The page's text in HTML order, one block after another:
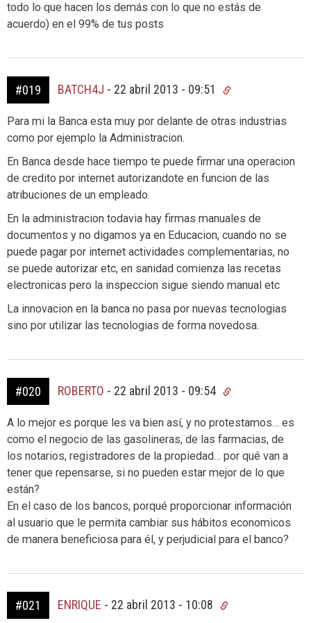
todo lo que hacen los demás con lo que no estás de
acuerdo) en el 99% de tus posts
#019 BATCH4J - 22 abril 2013 - 09:51
Para mi la Banca esta muy por delante de otras industrias
como por ejemplo la Administracion.
En Banca desde hace tiempo te puede firmar una operacion
de credito por internet autorizandote en funcion de las
atribuciones de un empleado.
En la administracion todavia hay firmas manuales de
documentos y no digamos ya en Educacion, cuando no se
puede pagar por internet actividades complementarias, no
se puede autorizar etc, en sanidad comienza las recetas
electronicas pero la inspeccion sigue siendo manual etc
La innovacion en la banca no pasa por nuevas tecnologias
sino por utilizar las tecnologias de forma novedosa.
#020 ROBERTO - 22 abril 2013 - 09:54
A lo mejor es porque les va bien así, y no protestamos… es
como el negocio de las gasolineras, de las farmacias, de
los notarios, registradores de la propiedad… por qué van a
tener que repensarse, si no pueden estar mejor de lo que
están?
En el caso de los bancos, porqué proporcionar información
al usuario que le permita cambiar sus hábitos economicos
de manera beneficiosa para él, y perjudicial para el banco?
#021 ENRIQUE - 22 abril 2013 - 10:08